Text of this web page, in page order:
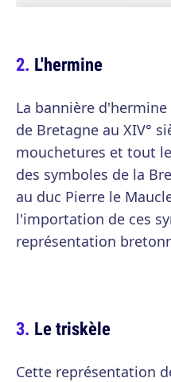
L'hermine
La bannière
de Bretagne au XIV°
mouchetures et tout
des symboles de la
au duc Pierre le
l'importation de ces
représentation
Le triskèle
Cette représentation